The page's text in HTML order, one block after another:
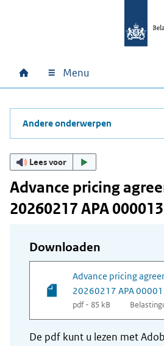
Hoofdnavigatie
Home Menu
Andere onderwerpen
Lees voor
Advance pricing
20260217 APA 000013
Downloaden
Advance pricing
20260217 APA
pdf - 85 kB
De pdf kunt u lezen met